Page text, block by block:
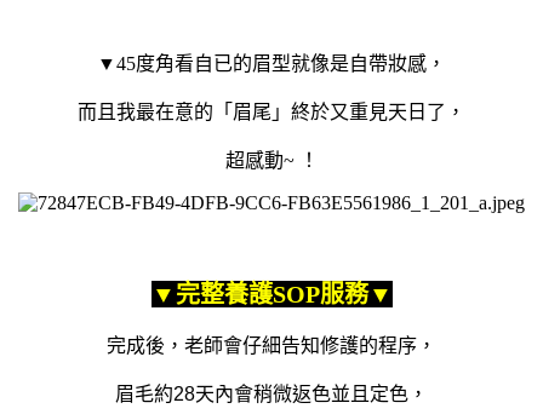
▼45度角看自已的眉型就像是自帶妝感，
而且我最在意的「眉尾」終於又重見天日了，
超感動~ ！
▼完整養護SOP服務▼
完成後，老師會仔細告知修護的程序，
眉毛約28天內會稍微返色並且定色，